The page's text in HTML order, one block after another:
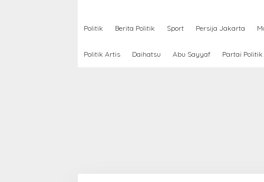
Politik Berita Politik Sport Persija Jakarta
Politik Artis Daihatsu Abu Sayyaf Partai Politik